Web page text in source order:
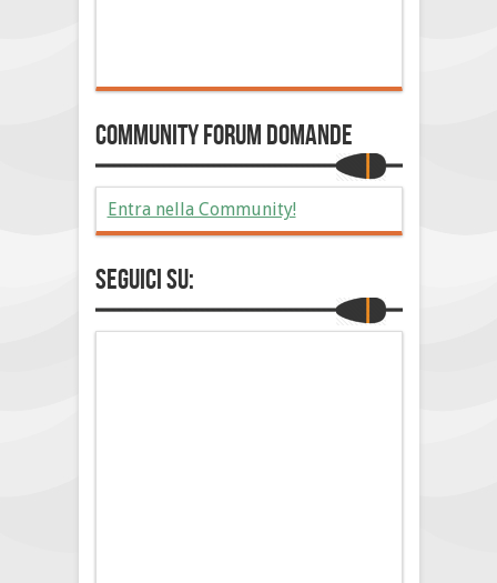
Community Forum Domande
Entra nella Community!
Seguici su: